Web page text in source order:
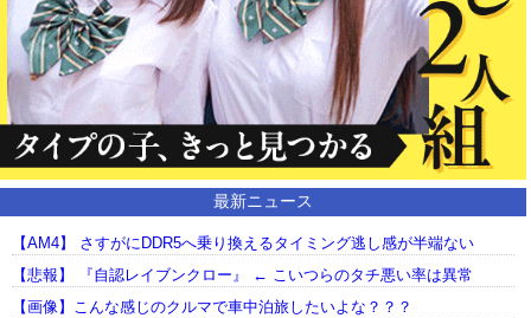
最新ニュース
【AM4】 さすがにDDR5へ乗り換えるタイミング逃し感が半端ない
【悲報】 『自認レイブンクロー』 ← こいつらのタチ悪い率は異常
【画像】こんな感じのクルマで車中泊旅したいよな？？？